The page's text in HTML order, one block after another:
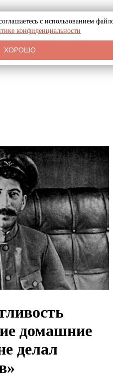
домашние
делал
с использованием
конфиденциальности
ХОРОШО